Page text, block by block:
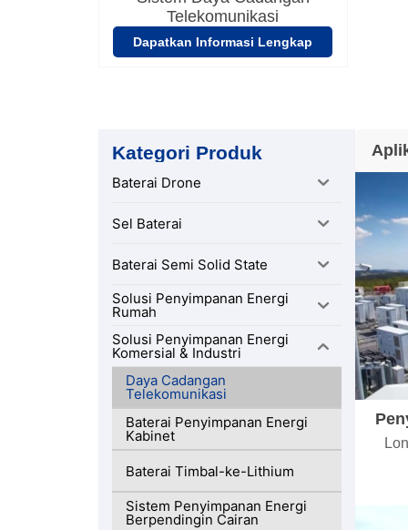
Telekomunikasi
Dapatkan Informasi Lengkap
Kategori Produk
Baterai Drone
Sel Baterai
Baterai Semi Solid State
Solusi Penyimpanan Energi
Rumah
Solusi Penyimpanan Energi
Komersial & Industri
Daya Cadangan
Telekomunikasi
Baterai Penyimpanan Energi
Kabinet
Baterai Timbal-ke-Lithium
Sistem Penyimpanan Energi
Berpendingin Cairan